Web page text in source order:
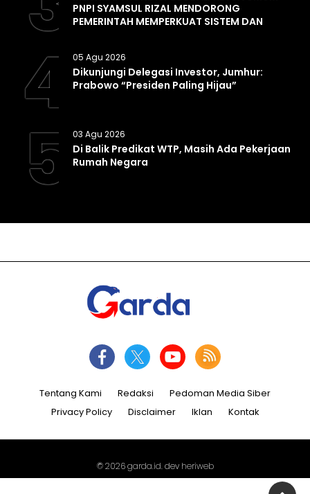
PNPI SYAMSUL RIZAL MENDORONG
PEMERINTAH MEMPERKUAT SISTEM DAN
4 05 Agu 2026
Dikunjungi Delegasi Investor, Jumhur:
Prabowo “Presiden Paling Hijau”
5 03 Agu 2026
Di Balik Predikat WTP, Masih Ada Pekerjaan
Rumah Negara
Tentang Kami Redaksi
Pedoman Media Siber
Privacy Policy
Disclaimer Iklan Kontak
© 2026garda.id. dev heriweb